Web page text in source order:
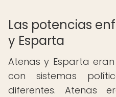
Las potencias
y Esparta
Atenas y Esparta
con sistemas
diferentes. Atenas